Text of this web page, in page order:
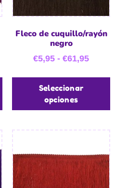
Fleco de cuquillo/rayón
negro
€5,95 - €61,95
Seleccionar
opciones